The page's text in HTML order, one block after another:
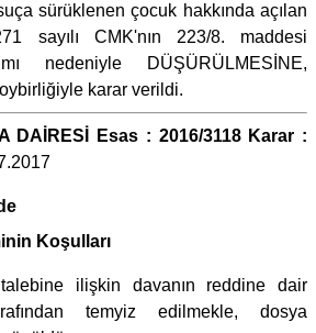
sürüklenen çocuk hakkında açılan
sayılı CMK'nın 223/8. maddesi
nedeniyle DÜŞÜRÜLMESİNE,
karar verildi.
DAİRESİ Esas : 2016/3118 Karar :
Koşulları
talebine ilişkin davanın reddine dair
temyiz edilmekle, dosya